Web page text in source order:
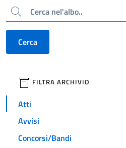
Cerca
Cerca
filtri da applicare
FILTRA ARCHIVIO
Atti
Avvisi
Concorsi/Bandi